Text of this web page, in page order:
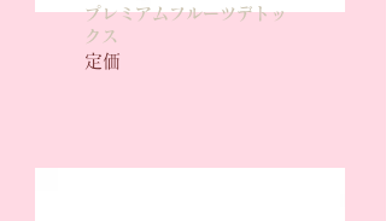
プレミアムフルーツデトッ
クス
定価